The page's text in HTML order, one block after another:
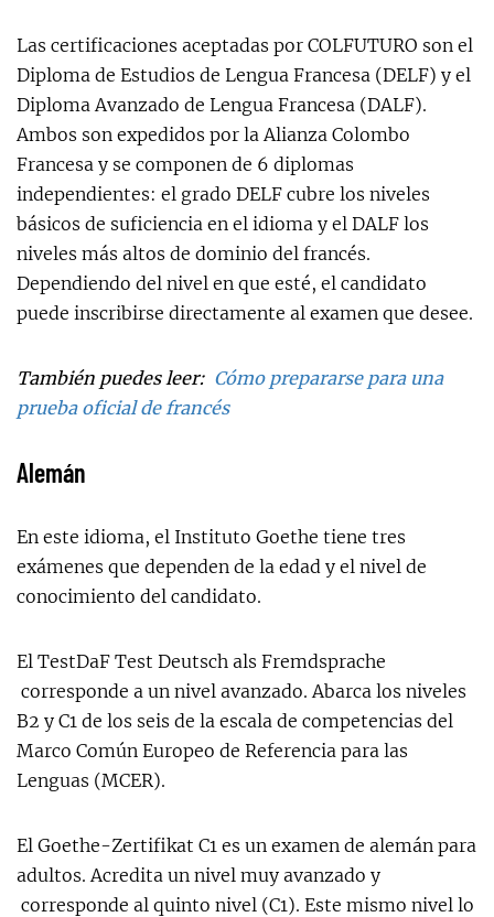
Las certificaciones aceptadas por COLFUTURO son el
Diploma de Estudios de Lengua Francesa (DELF) y el
Diploma Avanzado de Lengua Francesa (DALF).
Ambos son expedidos por la Alianza Colombo
Francesa y se componen de 6 diplomas
independientes: el grado DELF cubre los niveles
básicos de suficiencia en el idioma y el DALF los
niveles más altos de dominio del francés.
Dependiendo del nivel en que esté, el candidato
puede inscribirse directamente al examen que desee.
También puedes leer: Cómo prepararse para una
prueba oficial de francés
Alemán
En este idioma, el Instituto Goethe tiene tres
exámenes que dependen de la edad y el nivel de
conocimiento del candidato.
El TestDaF Test Deutsch als Fremdsprache
corresponde a un nivel avanzado. Abarca los niveles
B2 y C1 de los seis de la escala de competencias del
Marco Común Europeo de Referencia para las
Lenguas (MCER).
El Goethe-Zertifikat C1 es un examen de alemán para
adultos. Acredita un nivel muy avanzado y
corresponde al quinto nivel (C1). Este mismo nivel lo